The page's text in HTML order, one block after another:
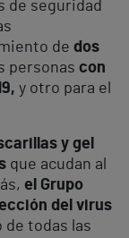
de seguridad
de dos
personas con
y otro para el
y gel
que acudan al
el Grupo
del virus
de todas las